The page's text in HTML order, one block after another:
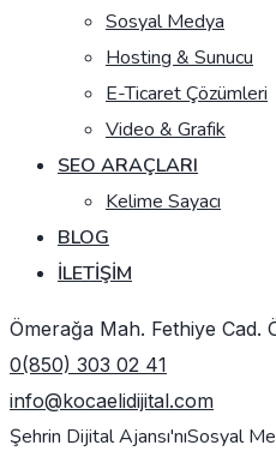
Sosyal Medya
Hosting & Sunucu
E-Ticaret Çözümleri
Video & Grafik
SEO ARAÇLARI
Kelime Sayacı
BLOG
İLETIŞIM
Ömerağa Mah. Fethiye Cad.
0(850) 303 02 41
info@kocaelidijital.com
Şehrin Dijital Ajansı'nıSosyal